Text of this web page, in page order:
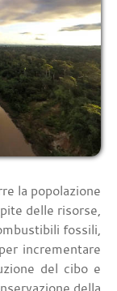
la popolazione
delle risorse,
fossili,
incrementare
del cibo e